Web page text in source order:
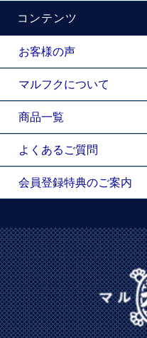
コンテンツ
お客様の声
マルフクについて
商品一覧
よくあるご質問
会員登録特典のご案内